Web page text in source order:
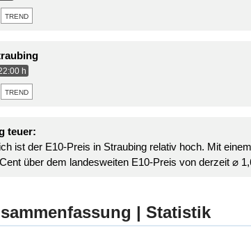
trend
h
trend
teuer:
ist der E10-Preis in Straubing relativ hoch. Mit
über dem landesweiten E10-Preis von derzeit ⌀
| Statistik